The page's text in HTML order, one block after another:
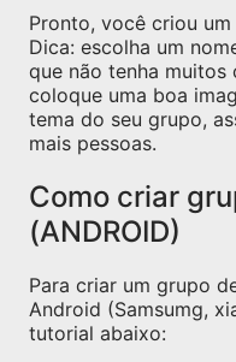
Pronto, você criou
Dica: escolha um
que não tenha muitos
coloque uma boa
tema do seu grupo,
mais pessoas.
Como criar
(ANDROID)
Para criar um grupo
Android (Samsumg,
tutorial abaixo: